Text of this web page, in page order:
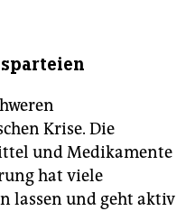
Krise. Die
und Medikamente
hat viele
lassen und geht aktiv